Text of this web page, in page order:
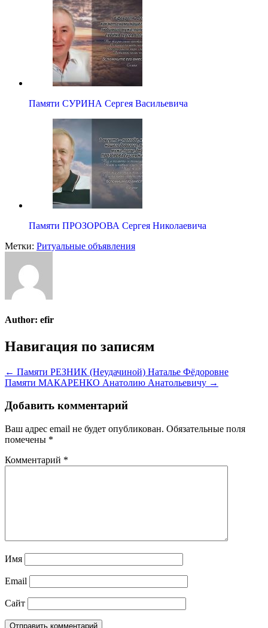
Памяти СУРИНА Сергея Васильевича
Памяти ПРОЗОРОВА Сергея Николаевича
Метки: Ритуальные объявления
Author: efir
Навигация по записям
← Памяти РЕЗНИК (Неудачиной) Наталье Фёдоровне
Памяти МАКАРЕНКО Анатолию Анатольевичу →
Добавить комментарий
Ваш адрес email не будет опубликован. Обязательные поля
помечены *
Комментарий *
Имя
Email
Сайт